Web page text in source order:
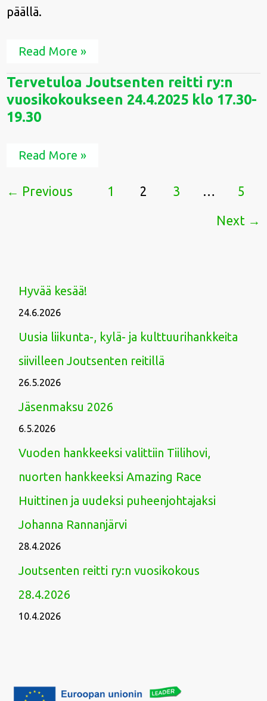
päällä.
Read More »
Tervetuloa Joutsenten reitti ry:n
vuosikokoukseen 24.4.2025 klo 17.30-
19.30
Tervetuloa
Joutsenten
reitti
ry:n
vuosikokoukseen
klo
17.30-
Read More »
← Previous 1 2 3 … 5
Next →
Hyvää kesää!
24.6.2026
Uusia liikunta-, kylä- ja kulttuurihankkeita
siivilleen Joutsenten reitillä
26.5.2026
Jäsenmaksu 2026
6.5.2026
Vuoden hankkeeksi valittiin Tiilihovi,
nuorten hankkeeksi Amazing Race
Huittinen ja uudeksi puheenjohtajaksi
Johanna Rannanjärvi
28.4.2026
Joutsenten reitti ry:n vuosikokous
28.4.2026
10.4.2026